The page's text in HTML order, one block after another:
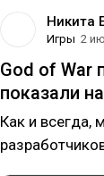
Никита
Игры 2
God of War
показали
Как и всегда,